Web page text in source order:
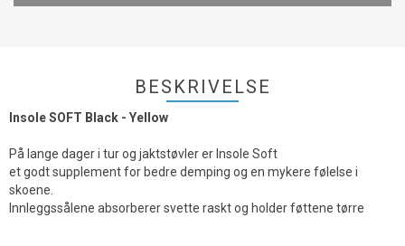
BESKRIVELSE
Insole SOFT Black - Yellow
På lange dager i tur og jaktstøvler er Insole Soft
et godt supplement for bedre demping og en mykere følelse i
skoene.
Innleggssålene absorberer svette raskt og holder føttene tørre